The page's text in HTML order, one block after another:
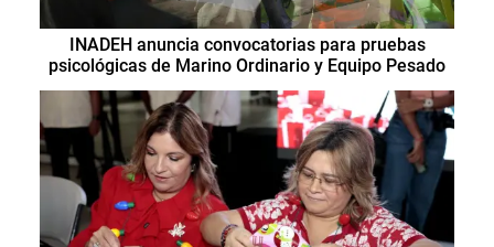
INADEH anuncia convocatorias para pruebas
psicológicas de Marino Ordinario y Equipo Pesado